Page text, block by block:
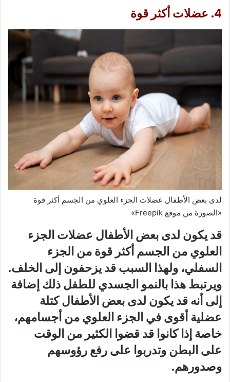
4. عضلات أكثر قوة
لدى بعض الأطفال عضلات الجزء العلوي من الجسم أكثر قوة
«الصورة من موقع Freepik»
قد يكون لدى بعض الأطفال عضلات الجزء
العلوي من الجسم أكثر قوة من الجزء
السفلي، ولهذا السبب قد يزحفون إلى الخلف.
ويرتبط هذا بالنمو الجسدي للطفل ذلك إضافة
إلى أنه قد يكون لدى بعض الأطفال كتلة
عضلية أقوى في الجزء العلوي من أجسامهم،
خاصة إذا كانوا قد قضوا الكثير من الوقت
على البطن وتدربوا على رفع رؤوسهم
وصدورهم.